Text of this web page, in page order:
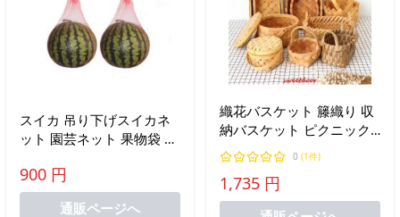
スイカ 吊り下げスイカネ
ット 園芸ネット 果物袋 カ
栽培用 (35cm（厚め、ロー
プ付き） 40PCS 100PCS
200pcs)
900 円
通販ページへ
織花バスケット 籐織り 収
納バスケット ピクニック
用 籐バスケット 装飾 パー
ティー 春夏 旅行写真 小物
入れ 撮影用
0 (1件)
1,735 円